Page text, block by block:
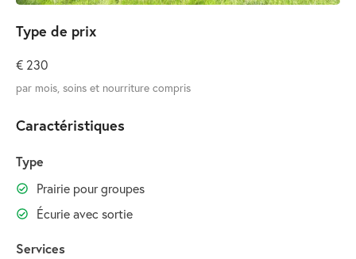
Type de prix
€ 230
par mois, soins et nourriture compris
Caractéristiques
Type
Prairie pour groupes
Écurie avec sortie
Services